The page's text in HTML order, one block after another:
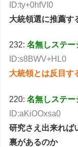
ID:ty+0hfVI0
大統領選に推薦す
232:名無しステー
ID:s8BWV+HL0
大統領とは反目す
220:名無しステー
ID:aKiOOxsa0
研究さえ出来れば
裏があるのか